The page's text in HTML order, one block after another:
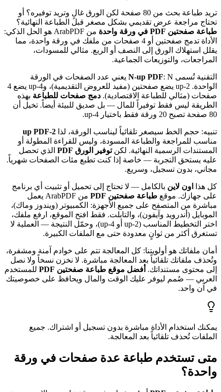
تريد طباعة بحث من 80 صفحة لكن الورق غالٍ وتريد توفيره؟ أو
تحتاج مراجعة عرض تقديمي بشكل مصغر قبل الطباعة النهائية؟
طباعة صفحتين PDF في ورقة واحدة
من ArabPDF هو الحل الذكي:
الأداة تدمج صفحتين أو 4 صفحات من ملفك في ورقة واحدة، مما
يقلل استهلاك الورق إلى النصف أو الربع. مثالي للمسودات،
المراجعات، والتوزيعات الجماعية.
التقنية تُسمى N-up PDF : N يعني عدد الصفحات في الورقة
الواحدة. 2-up يضع صفحتين (مفيد للعروض التقديمية)، و4-up يضع 4
صفحات (مثالي للطباعة الاقتصادية). دمج صفحات للطباعة بهذه
الطريقة ليس فقط توفيراً للمال — بل صديق للبيئة أيضاً. تخيل أن
80 صفحة تصبح 20 ورقة فقط باختيار 4-up.
تنبيه: حجم الخط سيصغر تلقائياً ليناسب الورقة، لذا 2-up PDF
مناسب للمراجعة والطباعة المسودة، وليس للقراءة المطولة أو
المستندات الرسمية النهائية. لكنتوفير الورق PDF
الذي تحصل
عليه يستحق التجربة — خاصة إذا كنت تطبع مئات الصفحات شهرياً.
مجاني، بدون تسجيل، وسريع.
كل هذا اون لاين بالكامل — لا تحتاج إلى تحميل أو تثبيت أي برنامج
على جهازك. موقع طباعة صفحتين PDF
من ArabPDF يعمل
مباشرة من المتصفح على جميع الأجهزة: الكمبيوتر (ويندوز وماك)،
الموبايل (أندرويد وآيفون)، والتابلت. فقط افتح الموقع، ارفع ملفك،
اختر التخطيط المناسب (2-up أو 4-up)، وحمّل النتيجة — العملية لا
تستغرق أكثر من ثوانٍ معدودة حتى مع الملفات الكبيرة.
أمان ملفاتك هو أولويتنا: كل المعالجة تتم على خوادم آمنة ومشفرة،
وتُحذف ملفاتك تلقائياً بعد المعالجة مباشرة. لا نخزن نسخاً ولا نصل
إلى محتوى مستنداتك. أفضل موقع طباعة صفحتين PDF
للمستخدم
العربي — صُمم ليوفر عليك الوقت والمال ويحافظ على خصوصيتك
في آن واحد.
يمكنك استخدام الأداة مباشرة بدون تسجيل أو اشتراك. جميع
الملفات تُحذف تلقائياً بعد المعالجة.
متى تستخدم طباعة عدة صفحات في ورقة
واحدة؟